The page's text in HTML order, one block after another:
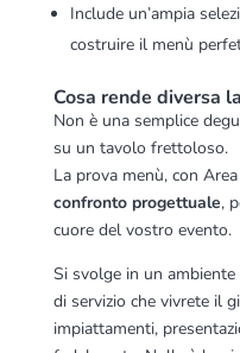
Include un’ampia
costruire il menù
Cosa rende diversa
Non è una semplice
su un tavolo frettoloso.
La prova menù, con
confronto progettuale,
cuore del vostro evento.
Si svolge in un
di servizio che vivrete il
impiattamenti,